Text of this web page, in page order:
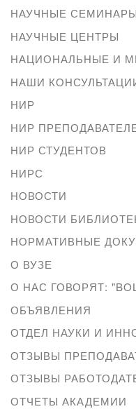
НАУЧНЫЕ СЕМИНАРЫ
НАУЧНЫЕ ЦЕНТРЫ
НАЦИОНАЛЬНЫЕ И
НАШИ
НИР
НИР
НИР СТУДЕНТОВ
НИРС
НОВОСТИ
НОВОСТИ
НОРМАТИВНЫЕ
О ВУЗЕ
О НАС ГОВОРЯТ:
ОБЪЯВЛЕНИЯ
ОТДЕЛ НАУКИ И
ОТЗЫВЫ
ОТЗЫВЫ
ОТЧЕТЫ АКАДЕМИИ